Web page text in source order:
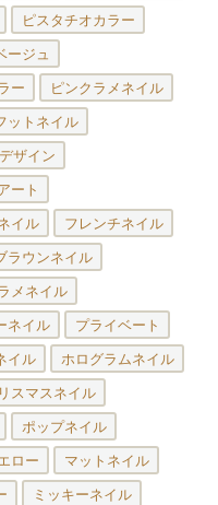
ピスタチオカラー
ージュ
ー ピンクラメネイル
ットネイル
ザイン
ート
イル フレンチネイル
ラウンネイル
メネイル
ネイル プライベート
イル ホログラムネイル
スマスネイル
ポップネイル
ロー マットネイル
ミッキーネイル